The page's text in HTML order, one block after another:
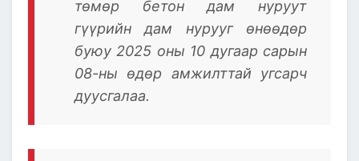
төмөр бетон дам нуруут
гүүрийн дам нурууг өнөөдөр
буюу 2025 оны 10 дугаар сарын
08-ны өдөр амжилттай угсарч
дуусгалаа.